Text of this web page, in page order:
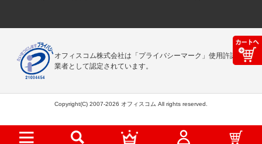
オフィスコム株式会社は「プライバシーマーク」使用許諾事
業者として認定されています。
Copyright(C) 2007-2026 オフィスコム All rights reserved.